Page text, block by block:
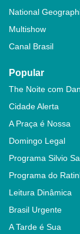
National
Multishow
Canal Brasil
Popular
The Noite com
Cidade Alerta
A Praça é Nossa
Domingo Legal
Programa Silvio
Programa do
Leitura Dinâmica
Brasil Urgente
A Tarde é Sua